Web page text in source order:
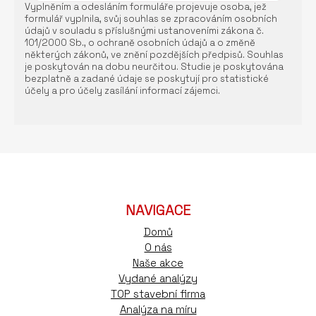
Vyplněním a odesláním formuláře projevuje osoba, jež
formulář vyplnila, svůj souhlas se zpracováním osobních
údajů v souladu s příslušnými ustanoveními zákona č.
101/2000 Sb., o ochraně osobních údajů a o změně
některých zákonů, ve znění pozdějších předpisů. Souhlas
je poskytován na dobu neurčitou. Studie je poskytována
bezplatně a zadané údaje se poskytují pro statistické
účely a pro účely zasílání informací zájemci.
NAVIGACE
Domů
O nás
Naše akce
Vydané analýzy
TOP stavební firma
Analýza na míru